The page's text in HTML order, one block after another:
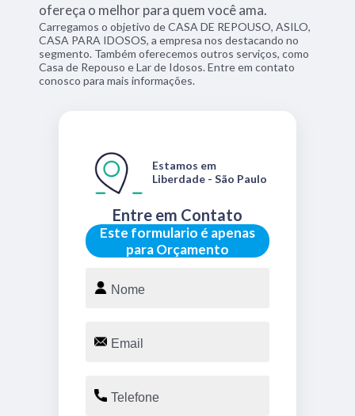
ofereça o melhor para quem você ama.
Carregamos o objetivo de CASA DE REPOUSO, ASILO,
CASA PARA IDOSOS, a empresa nos destacando no
segmento. Também oferecemos outros serviços, como
Casa de Repouso e Lar de Idosos. Entre em contato
conosco para mais informações.
Este formulario é apenas
para Orçamento
Entre em Contato
Estamos em
Liberdade - São Paulo